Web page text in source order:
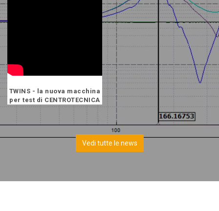
TWINS - la nuova macchina
per test di CENTROTECNICA
Vedi tutte le news